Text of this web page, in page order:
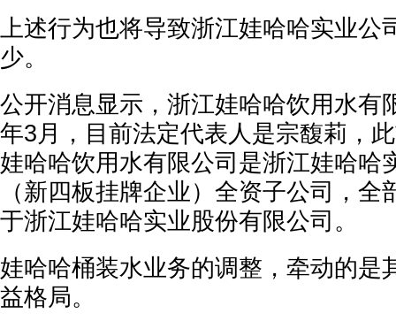
上述行为也将导致浙江娃哈哈实业公
少。
公开消息显示，浙江娃哈哈饮用水有
年3月，目前法定代表人是宗馥莉，
娃哈哈饮用水有限公司是浙江娃哈哈
（新四板挂牌企业）全资子公司，
于浙江娃哈哈实业股份有限公司。
娃哈哈桶装水业务的调整，牵动的是
益格局。